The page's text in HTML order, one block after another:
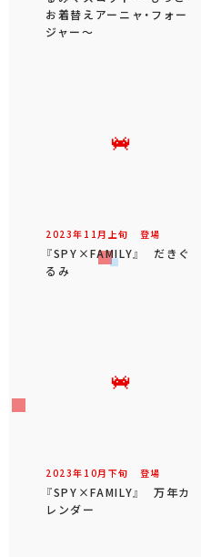
お着替えアーニャ・フォー
ジャー～
2023年 11 月 上旬 登場
『SPY×FAMILY』 だきぐ
るみ
2023年 10月 下旬 登場
『SPY×FAMILY』 万年カ
レンダー